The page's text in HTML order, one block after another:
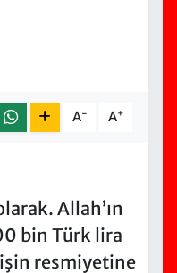
A- A+
Allah’ın
bin Türk lira
işin resmiyetine